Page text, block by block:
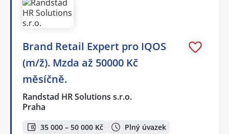
Brand Retail Expert pro IQOS
(m/ž). Mzda až 50000 Kč
měsíčně.
Randstad HR Solutions s.r.o.
Praha
35 000 – 50 000 Kč Plný úvazek